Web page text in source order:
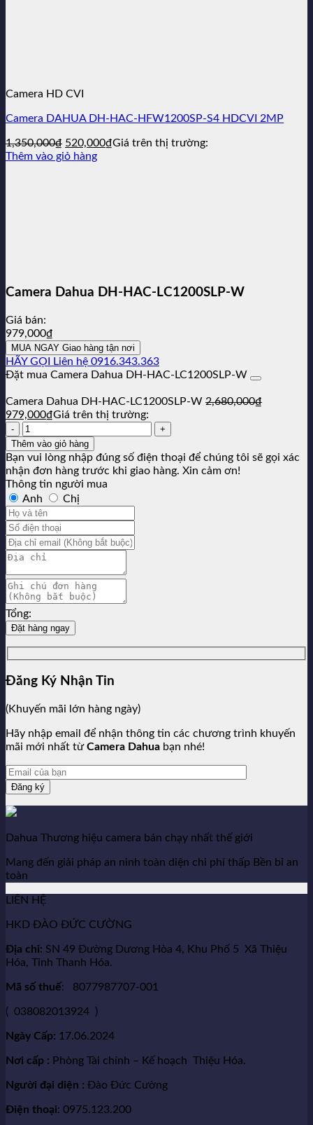
Camera HD CVI
Camera DAHUA DH-HAC-HFW1200SP-S4 HDCVI 2MP
1,350,000₫ Giá
gốc
520,000₫Giá
Giá trên thị trường:
Thêm vào giỏ hàng
Camera Dahua DH-HAC-LC1200SLP-W
Giá bán:
979,000₫
MUA NGAY Giao hàng tận nơi
HÃY GỌI
Liên hệ 0916.343.363
Đặt mua Camera Dahua DH-HAC-LC1200SLP-W
Camera Dahua DH-HAC-LC1200SLP-W 2,680,000₫
Giá
gốc
là:
2,680,000₫.
979,000₫Giá
tại
là:
979,000₫.
Giá trên thị trường:
Số
lượng:
Thêm vào giỏ hàng
Bạn vui lòng nhập đúng số điện thoại để chúng tôi sẽ gọi xác
nhận đơn hàng trước khi giao hàng. Xin cảm ơn!
Thông tin người mua
Anh
Chị
Tổng:
Đặt hàng ngay
Đăng Ký Nhận Tin
(Khuyến mãi lớn hàng ngày)
Hãy nhập email để nhận thông tin các chương trình khuyến
mãi mới nhất từCamera Dahua bạn nhé!
Dahua Thương hiệu camera bán chạy nhất thế giới
Mang đến giải pháp an ninh toàn diện chi phí thấp Bền bỉ an
toàn
LIÊN HỆ
HKD ĐÀO ĐỨC CƯỜNG
Địa chỉ: SN 49 Đường Dương Hòa 4, Khu Phố 5 Xã Thiệu
Hóa, Tỉnh Thanh Hóa.
Mã số thuế: 8077987707-001
( 038082013924 )
Ngày Cấp: 17.06.2024
Nơi cấp : Phòng Tài chính – Kế hoạch Thiệu Hóa.
Người đại diện : Đào Đức Cường
Điện thoại: 0975.123.200